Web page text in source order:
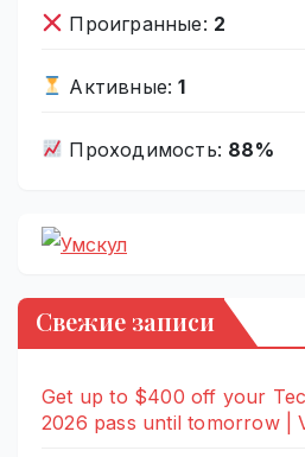
Проигранные: 2
Активные:1
Проходимость: 88%
Свежие записи
Get up to $400 off your
2026 pass until tomorrow |